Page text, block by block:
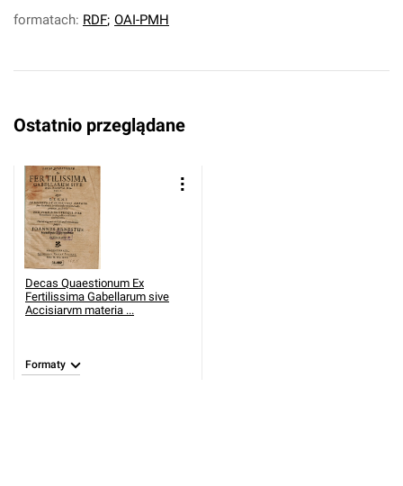
formatach: RDF; OAI-PMH
Ostatnio przeglądane
Decas Quaestionum Ex
Fertilissima Gabellarum sive
Accisiarvm materia ...
Formaty